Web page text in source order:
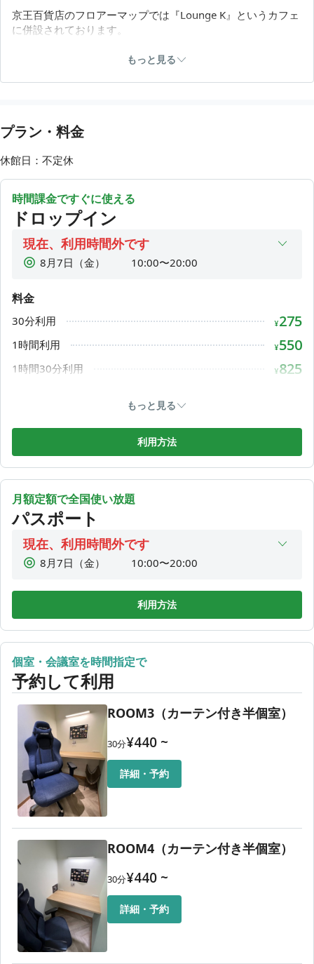
京王百貨店のフロアーマップでは『Lounge K』というカフェ
に併設されております。
⏰予約時間にならないと入室できません。
ご予約された方は利用開始ボタンを押してください。
☕️飲食
ドリンクやフードのオーダーが可能です。
受付にてご注文とお支払いをお願いいたします。
お持ち込みは不可。
（オーダー必須ではございません）
💻スペース
【半個室】
1~2の半個室は空室であれば予約不要でチェックイン完了次
第利用可能です！
半個室にはAKRacingの椅子をご用意しております◎
🔌Ankerの最新PC・スマホの充電器(Lightning/micro USB/Ty
pe-C)も無料でお貸出ししております。
💻通話・オンライン会議可能（個室はイヤホン必須）です。
各個室にヘッドホンをご用意しておりますので、ご自由にご
利用ください。
🚨プレミアム/法人プレミアム/法人シェアパスポートの方
は、60分以上荷物を置いて外出した場合、留守時間分の従量
60分以上外出する場合は必ず荷物を持ってチェックアウトを
してください。
🚨プレミアムパスポート1日最長15時間！
※15時間を超える場合やチェックイン忘れは2,000円/1時間
・LIVE配信や音楽をかける
・大きい音量での撮影
・電子タバコを含む喫煙
・アルコール類の持ち込み
・未就学児のご利用
上記を行った場合は速やかに退店していただきます。また予
約時間前の退店でも返金は一切行いません。
当コワーキングスペースでは、以下を含むいかなる理由にお
いても、ご利用料金の返金はいたしかねます。
・モニター表示不具合（アプリにて部屋変更をお試しくださ
い）
・Wi-Fi接続不具合（スマホのリフレッシュ、再起動をお試し
ください）
・操作忘れでの自動延長（アプリからご予約の場合は、必ず
終了ボタンを押下してください）
・日時変更（予約時間のみアプリから変更可能です）
設備や通信環境には万全を期しておりますが、予期せぬ不具
合が発生する可能性もございます。
ご利用に際しては、あらかじめご了承くださいますようお願
い申し上げます。
もっと見る
プラン・料金
休館日：不定休
時間課金ですぐに使える
ドロップイン
現在、利用時間外です
8月7日（金）
10:00〜20:00
8月10日（月）
10:00〜20:00
8月11日（火）
10:00〜20:00
8月12日（水）
料金
30分利用 ¥275
1時間利用 ¥550
1時間30分利用 ¥825
3時間30分利用 ¥1,925
4時間30分利用
5時間利用
5時間30分利用
7時間利用 ¥3,850
1DAY利用
もっと見る
利用方法
月額定額で全国使い放題
パスポート
現在、利用時間外です
8月7日（金）
10:00〜20:00
10:00〜20:00
8月10日（月）
10:00〜20:00
8月11日（火）
10:00〜20:00
8月12日（水）
10:00〜20:00
8月13日（木）
利用方法
個室・会議室を時間指定で
予約して利用
ROOM3（カーテン付き半個室）
30分¥440 ~
詳細・予約
ROOM4（カーテン付き半個室）
30分¥440 ~
詳細・予約